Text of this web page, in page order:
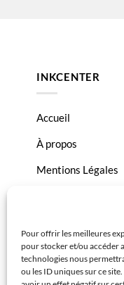
Pour offrir les meilleures
pour stocker et/ou accéder
technologies nous
ou les ID uniques sur ce
INKCENTER
Accueil
À propos
Mentions Légales
Politique de